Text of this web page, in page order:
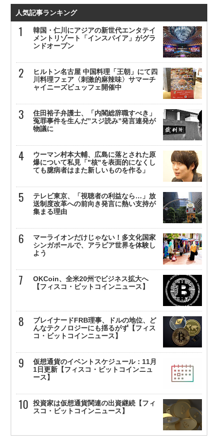
人気記事ランキング
韓国・仁川にアジアの新世代エンタテイ
メントリゾート「インスパイア」がグラ
ンドオープン
ヒルトン名古屋 中国料理「王朝」にて四
川料理フェア〈刺激的麻辣味〉サマーチ
ャイニーズビュッフェ開催中
住田裕子弁護士、「内閣総辞職すべき」
冤罪事件を生んだ”スジ読み”発言連発が
物議に
ウーマン村本大輔、広島に落とされた原
爆について私見「"核"を表面的になくし
ても臆病者はまた新しいものを作る」
テレビ東京、「視聴者の利益なら…」放
送制度改革への前向き発言に熱い支持が
集まる理由
マーライオンだけじゃない！多文化国家
シンガポールで、アラビア世界を体験し
よう
OKCoin、全米20州でビジネス拡大へ
【フィスコ・ビットコインニュース】
ブレイナードFRB理事、ドルの地位、ど
んなテクノロジーにも揺るがず【フィス
コ・ビットコインニュース】
仮想通貨のイベントスケジュール：11月
1日更新【フィスコ・ビットコインニュ
ース】
投資家は仮想通貨関連の出資継続【フィ
スコ・ビットコインニュース】